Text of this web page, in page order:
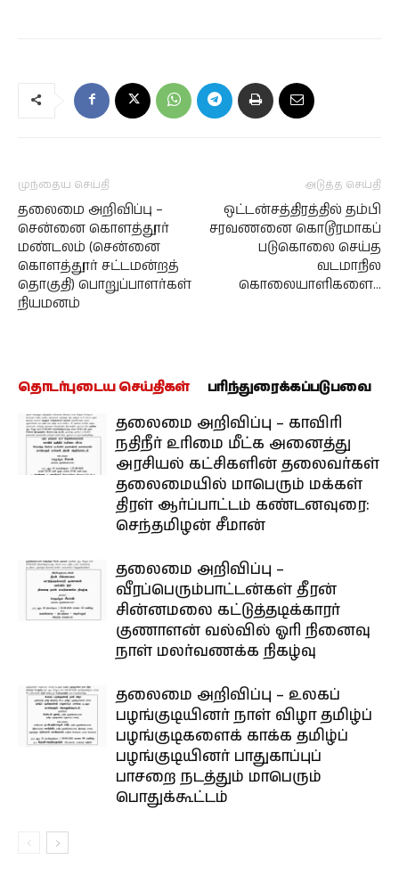
முந்தைய செய்தி
தலைமை அறிவிப்பு –
சென்னை கொளத்தூர்
மண்டலம் (சென்னை
கொளத்தூர் சட்டமன்றத்
தொகுதி) பொறுப்பாளர்கள்
நியமனம்
அடுத்த செய்தி
ஒட்டன்சத்திரத்தில் தம்பி
சரவணனை கொடூரமாகப்
படுகொலை செய்த
வடமாநில
கொலையாளிகளை…
தொடர்புடைய செய்திகள் பரிந்துரைக்கப்படுபவை
தலைமை அறிவிப்பு – காவிரி
நதிநீர் உரிமை மீட்க அனைத்து
அரசியல் கட்சிகளின் தலைவர்கள்
தலைமையில் மாபெரும் மக்கள்
திரள் ஆர்ப்பாட்டம் கண்டனவுரை:
செந்தமிழன் சீமான்
தலைமை அறிவிப்பு –
வீரப்பெரும்பாட்டன்கள் தீரன்
சின்னமலை கட்டுத்தடிக்காரர்
குணாளன் வல்வில் ஓரி நினைவு
நாள் மலர்வணக்க நிகழ்வு
தலைமை அறிவிப்பு – உலகப்
பழங்குடியினர் நாள் விழா தமிழ்ப்
பழங்குடிகளைக் காக்க தமிழ்ப்
பழங்குடியினர் பாதுகாப்புப்
பாசறை நடத்தும் மாபெரும்
பொதுக்கூட்டம்